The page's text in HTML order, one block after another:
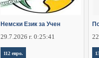
Немски Език за Учен
29.7.2026 г. 0:25:41
112 евро.